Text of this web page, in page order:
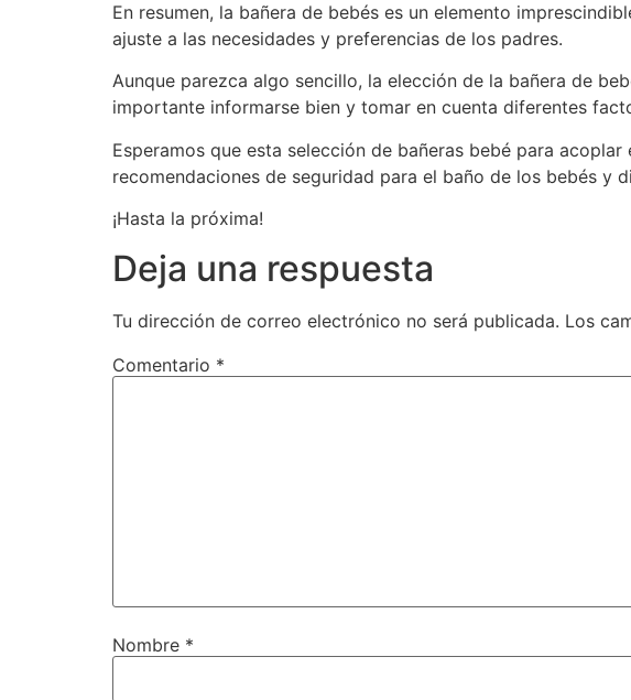
En resumen, la bañera de bebés es un elemento
ajuste a las necesidades y preferencias de los padres.
Aunque parezca algo sencillo, la elección de la bañera de
importante informarse bien y tomar en cuenta diferentes
Esperamos que esta selección de bañeras bebé para
recomendaciones de seguridad para el baño de los bebés y
¡Hasta la próxima!
Deja una respuesta
Tu dirección de correo electrónico no será publicada. Los
Comentario *
Nombre *